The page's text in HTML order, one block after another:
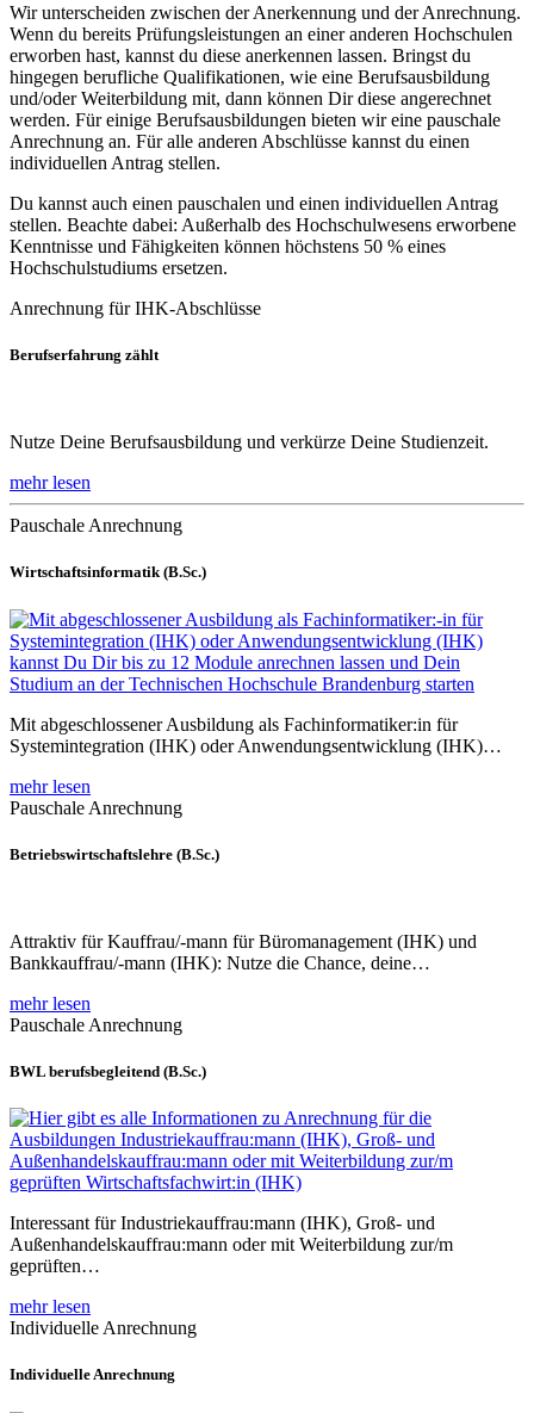
Wir unterscheiden zwischen der Anerkennung und der Anrechnung.
Wenn du bereits Prüfungsleistungen an einer anderen Hochschulen
erworben hast, kannst du diese anerkennen lassen. Bringst du
hingegen berufliche Qualifikationen, wie eine Berufsausbildung
und/oder Weiterbildung mit, dann können Dir diese angerechnet
werden. Für einige Berufsausbildungen bieten wir eine pauschale
Anrechnung an. Für alle anderen Abschlüsse kannst du einen
individuellen Antrag stellen.
Du kannst auch einen pauschalen und einen individuellen Antrag
stellen. Beachte dabei: Außerhalb des Hochschulwesens erworbene
Kenntnisse und Fähigkeiten können höchstens 50 % eines
Hochschulstudiums ersetzen.
Anrechnung für IHK-Abschlüsse
Berufserfahrung zählt
Nutze Deine Berufsausbildung und verkürze Deine Studienzeit.
mehr lesen
Pauschale Anrechnung
Wirtschaftsinformatik (B.Sc.)
Mit abgeschlossener Ausbildung als Fachinformatiker:in für
Systemintegration (IHK) oder Anwendungsentwicklung (IHK)…
mehr lesen
Pauschale Anrechnung
Betriebswirtschaftslehre (B.Sc.)
Attraktiv für Kauffrau/-mann für Büromanagement (IHK) und
Bankkauffrau/-mann (IHK): Nutze die Chance, deine…
mehr lesen
Pauschale Anrechnung
BWL berufsbegleitend (B.Sc.)
Interessant für Industriekauffrau:mann (IHK), Groß- und
Außenhandelskauffrau:mann oder mit Weiterbildung zur/m
geprüften…
mehr lesen
Individuelle Anrechnung
Individuelle Anrechnung